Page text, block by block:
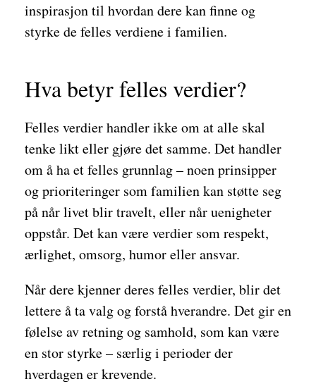
inspirasjon til hvordan dere kan finne og
styrke de felles verdiene i familien.
Hva betyr felles verdier?
Felles verdier handler ikke om at alle skal
tenke likt eller gjøre det samme. Det handler
om å ha et felles grunnlag – noen prinsipper
og prioriteringer som familien kan støtte seg
på når livet blir travelt, eller når uenigheter
oppstår. Det kan være verdier som respekt,
ærlighet, omsorg, humor eller ansvar.
Når dere kjenner deres felles verdier, blir det
lettere å ta valg og forstå hverandre. Det gir en
følelse av retning og samhold, som kan være
en stor styrke – særlig i perioder der
hverdagen er krevende.